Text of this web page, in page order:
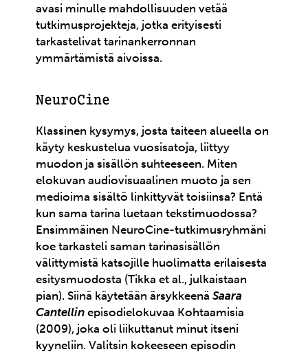
avasi minulle mahdollisuuden vetää
tutkimusprojekteja, jotka erityisesti
tarkastelivat tarinankerronnan
ymmärtämistä aivoissa.
NeuroCine
Klassinen kysymys, josta taiteen alueella on
käyty keskustelua vuosisatoja, liittyy
muodon ja sisällön suhteeseen. Miten
elokuvan audiovisuaalinen muoto ja sen
medioima sisältö linkittyvät toisiinsa? Entä
kun sama tarina luetaan tekstimuodossa?
Ensimmäinen NeuroCine-tutkimusryhmäni
koe tarkasteli saman tarinasisällön
välittymistä katsojille huolimatta erilaisesta
esitysmuodosta (Tikka et al., julkaistaan
pian). Siinä käytetään ärsykkeenäSaara
Cantellin episodielokuvaa Kohtaamisia
(2009), joka oli liikuttanut minut itseni
kyyneliin. Valitsin kokeeseen episodin